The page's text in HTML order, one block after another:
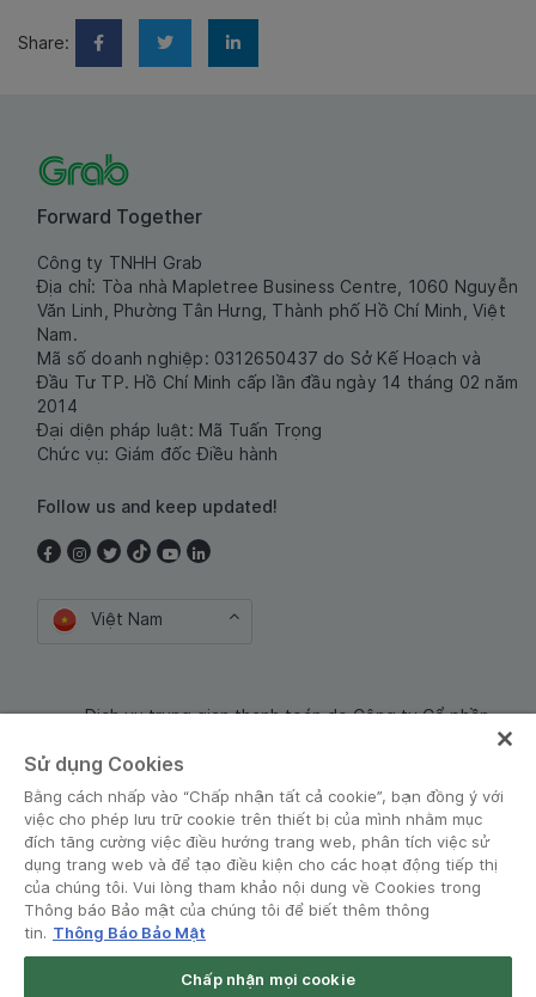
Share:
Forward Together
Công ty TNHH Grab
Địa chỉ: Tòa nhà Mapletree Business Centre, 1060 Nguyễn
Văn Linh, Phường Tân Hưng, Thành phố Hồ Chí Minh, Việt
Nam.
Mã số doanh nghiệp: 0312650437 do Sở Kế Hoạch và
Đầu Tư TP. Hồ Chí Minh cấp lần đầu ngày 14 tháng 02 năm
2014
Đại diện pháp luật: Mã Tuấn Trọng
Chức vụ: Giám đốc Điều hành
Follow us and keep updated!
Việt Nam
Dịch vụ trung gian thanh toán do Công ty Cổ phần
Điều khoản và Chính sách
Sử dụng Cookies
Bằng cách nhấp vào “Chấp nhận tất cả cookie”, bạn đồng ý với
việc cho phép lưu trữ cookie trên thiết bị của mình nhằm mục
đích tăng cường việc điều hướng trang web, phân tích việc sử
dụng trang web và để tạo điều kiện cho các hoạt động tiếp thị
của chúng tôi. Vui lòng tham khảo nội dung về Cookies trong
Thông báo Bảo mật của chúng tôi để biết thêm thông
tin. Thông Báo Bảo Mật
Chấp nhận mọi cookie